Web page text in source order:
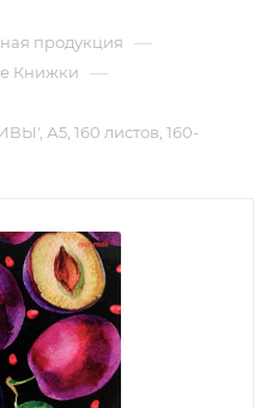
продукция —
Книжки —
А5, 160 листов, 160-